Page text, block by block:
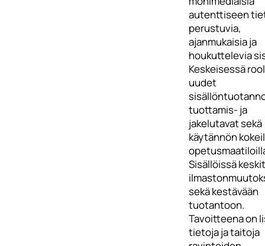
autenttiseen
perustuvia,
ajanmukaisia ja
houkuttelevia
Keskeisessä
uudet
tuottamis- ja
jakelutavat sekä
käytännön
Sisällöissä
sekä kestävään
tuotantoon.
Tavoitteena on
tietoja ja taitoja